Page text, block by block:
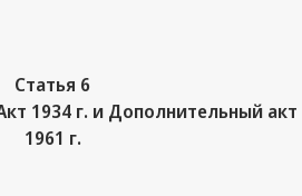
Статья 6
1934 г. и Дополнительный акт
1961 г.